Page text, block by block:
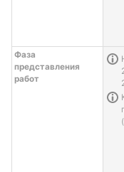
Фаза
представления
работ